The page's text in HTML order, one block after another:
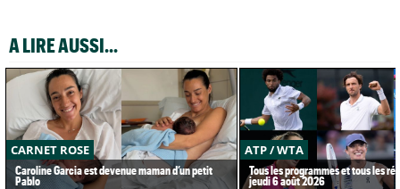
A LIRE AUSSI...
CARNET ROSE
Caroline Garcia est devenue maman d’un petit
Pablo
ATP / WTA
Tous les programmes et tous les
jeudi 6 août 2026